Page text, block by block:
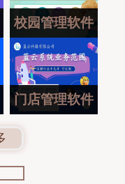
校园管理软件
门店管理软件